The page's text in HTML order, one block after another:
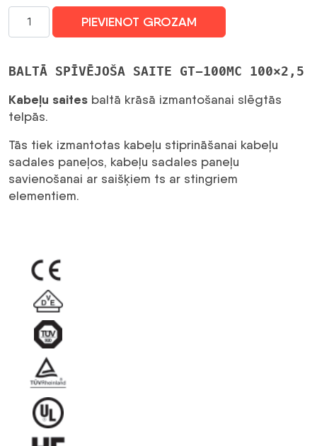
Balta
100x2,5
100MC
(100
daudzums
PIEVIENOT GROZAM
BALTĀ SPĪVĒJOŠA SAITE GT-100MC 100×2,5
Kabeļu saites baltā krāsā izmantošanai slēgtās
telpās.
Tās tiek izmantotas kabeļu stiprināšanai kabeļu
sadales paneļos, kabeļu sadales paneļu
savienošanai ar saišķiem ts ar stingriem
elementiem.